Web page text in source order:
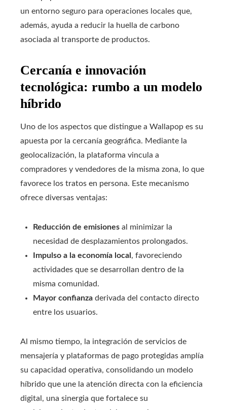
un entorno seguro para operaciones locales que,
además, ayuda a reducir la huella de carbono
asociada al transporte de productos.
Cercanía e innovación
tecnológica: rumbo a un modelo
híbrido
Uno de los aspectos que distingue a Wallapop es su
apuesta por la cercanía geográfica. Mediante la
geolocalización, la plataforma vincula a
compradores y vendedores de la misma zona, lo que
favorece los tratos en persona. Este mecanismo
ofrece diversas ventajas:
Reducción de emisiones al minimizar la
necesidad de desplazamientos prolongados.
Impulso a la economía local , favoreciendo
actividades que se desarrollan dentro de la
misma comunidad.
Mayor confianza derivada del contacto directo
entre los usuarios.
Al mismo tiempo, la integración de servicios de
mensajería y plataformas de pago protegidas amplía
su capacidad operativa, consolidando un modelo
híbrido que une la atención directa con la eficiencia
digital, una sinergia que fortalece su